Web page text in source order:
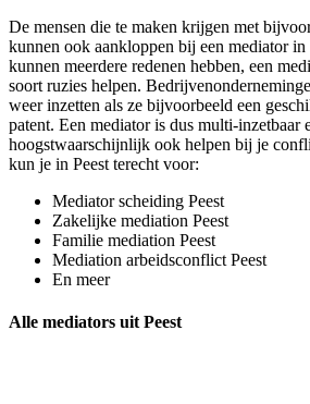
De mensen die te maken krijgen met
kunnen ook aankloppen bij een mediator in
kunnen meerdere redenen hebben, een
soort ruzies helpen.
weer inzetten als ze bijvoorbeeld een
patent. Een mediator is dus multi-inzetbaar
hoogstwaarschijnlijk ook helpen bij je
kun je in Peest terecht voor:
Mediator scheiding Peest
Zakelijke mediation Peest
Familie mediation Peest
Mediation arbeidsconflict Peest
En meer
Alle mediators uit Peest